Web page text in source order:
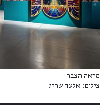
מראה הצבה
צילום: אלעד שריג